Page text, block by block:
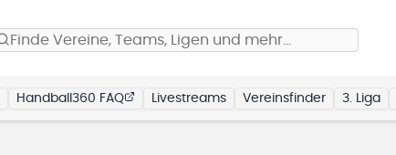
Finde Vereine, Teams, Ligen und mehr…
Handball360 FAQ Livestreams Vereinsfinder 3. Liga